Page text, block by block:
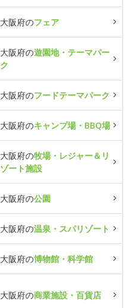
大阪府のフェア
大阪府の遊園地・テーマパー
ク
大阪府のフードテーマパーク
大阪府のキャンプ場・BBQ場
大阪府の牧場・レジャー＆リ
ゾート施設
大阪府の公園
大阪府の温泉・スパリゾート
大阪府の博物館・科学館
大阪府の商業施設・百貨店